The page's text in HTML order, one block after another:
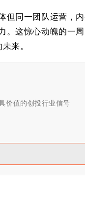
但同一团队运营，
。这惊心动魄的一
来。
价值的创投行业信号